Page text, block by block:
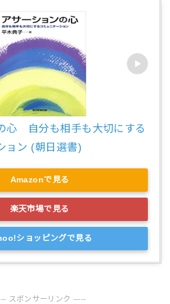
心　自分も相手も大切にする
ョン (朝日選書)
Amazonで見る
楽天市場で見る
ショッピングで見る
スポンサーリンク -----